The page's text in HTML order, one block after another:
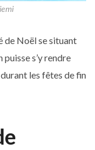
de Noël se situant
puisse s’y rendre
les fêtes de fin